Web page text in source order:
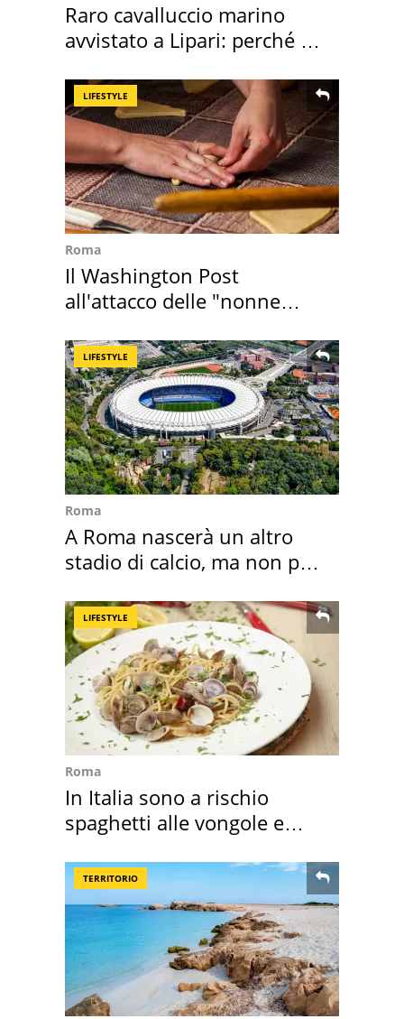
Raro cavalluccio marino
avvistato a Lipari: perché è
LIFESTYLE
Roma
Il Washington Post
all'attacco delle "nonne
LIFESTYLE
Roma
A Roma nascerà un altro
stadio di calcio, ma non per
LIFESTYLE
Roma
In Italia sono a rischio
spaghetti alle vongole e
TERRITORIO